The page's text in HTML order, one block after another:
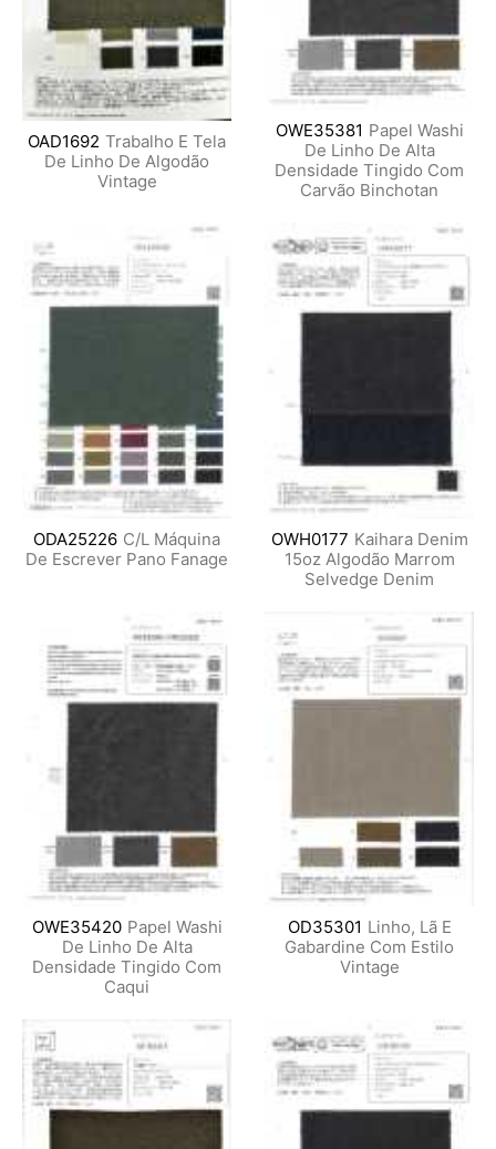
OAD1692 Trabalho E Tela
De Linho De Algodão
Vintage
OWE35381 Papel Washi
De Linho De Alta
Densidade Tingido Com
Carvão Binchotan
ODA25226 C/L Máquina
De Escrever Pano Fanage
OWH0177 Kaihara Denim
15oz Algodão Marrom
Selvedge Denim
OWE35420 Papel Washi
De Linho De Alta
Densidade Tingido Com
Caqui
OD35301 Linho, Lã E
Gabardine Com Estilo
Vintage